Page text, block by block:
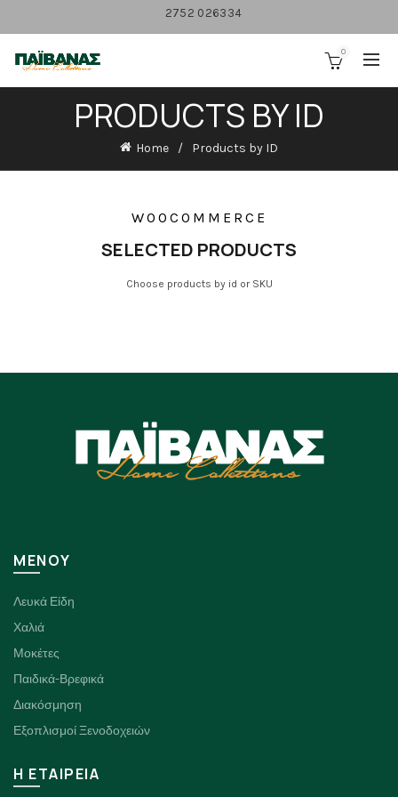
2752 026334
0
PRODUCTS BY ID
Home Products by ID
WOOCOMMERCE
SELECTED PRODUCTS
Choose products by id or SKU
ΜΕΝΟΥ
Λευκά Είδη
Χαλιά
Μοκέτες
Παιδικά-Βρεφικά
Διακόσμηση
Εξοπλισμοί Ξενοδοχειών
H ΕΤΑΙΡΕΙΑ